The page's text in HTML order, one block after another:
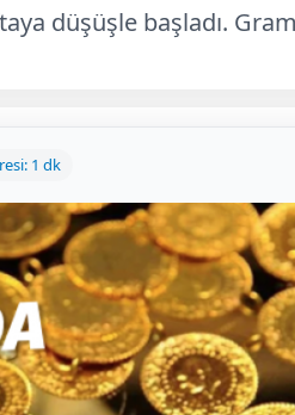
düşüşle başladı.
1 dk